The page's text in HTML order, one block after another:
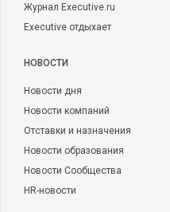
Журнал Executive.ru
Executive отдыхает
НОВОСТИ
Новости дня
Новости компаний
Отставки и назначения
Новости образования
Новости Сообщества
HR-новости